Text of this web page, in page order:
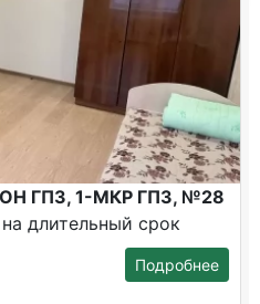
ГПЗ, 1-МКР ГПЗ, №28
длительный срок
Подробнее